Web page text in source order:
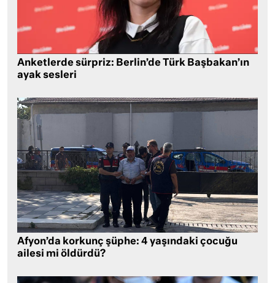
Anketlerde sürpriz: Berlin’de Türk Başbakan’ın
ayak sesleri
Afyon’da korkunç şüphe: 4 yaşındaki çocuğu
ailesi mi öldürdü?